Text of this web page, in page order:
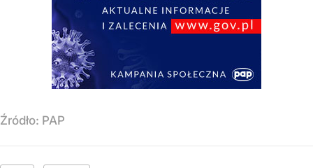
Źródło: PAP